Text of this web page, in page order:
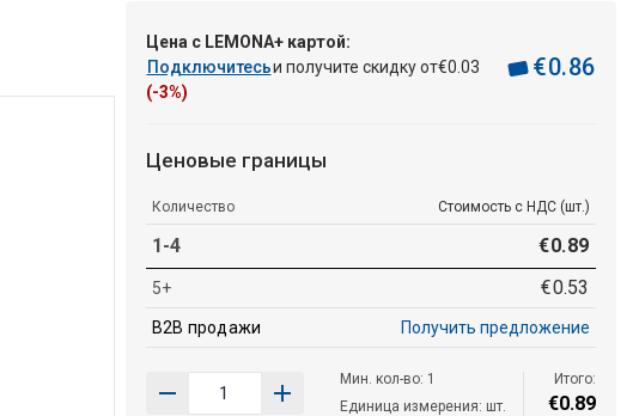
Цена с LEMONA+ картой:
Подключитесьи получите скидку от€0 03
(-3%)
€0.86
Ценовые границы
Количество Стоимость с НДС (шт.)
1-4 €0.89
5+ €0.53
B2B продажи Получить предложение
Мин. кол-во: 1
Единица измерения: шт.
Итого:
€0.89